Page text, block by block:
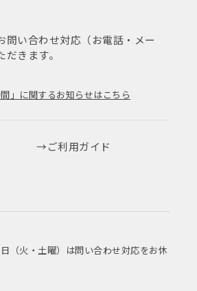
問い合わせ対応（お電話・メー
きます。
」に関するお知らせはこちら
ご利用ガイド
（火・土曜）は問い合わせ対応をお休